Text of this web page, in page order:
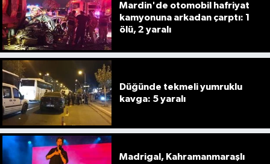
Mardin'de otomobil hafriyat
kamyonuna arkadan çarptı: 1
ölü, 2 yaralı
Düğünde tekmeli yumruklu
kavga: 5 yaralı
Madrigal, Kahramanmaraşlı